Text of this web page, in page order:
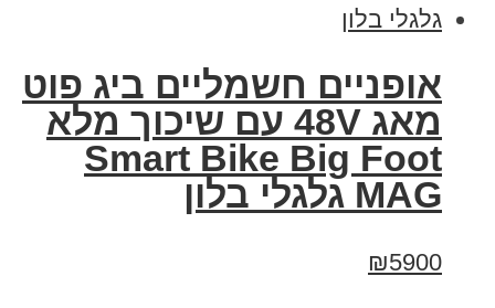
אופניים חשמליים ביג פוט
מאג 48V עם שיכוך מלא
Smart Bike Big Foot
MAG גלגלי בלון
₪5900